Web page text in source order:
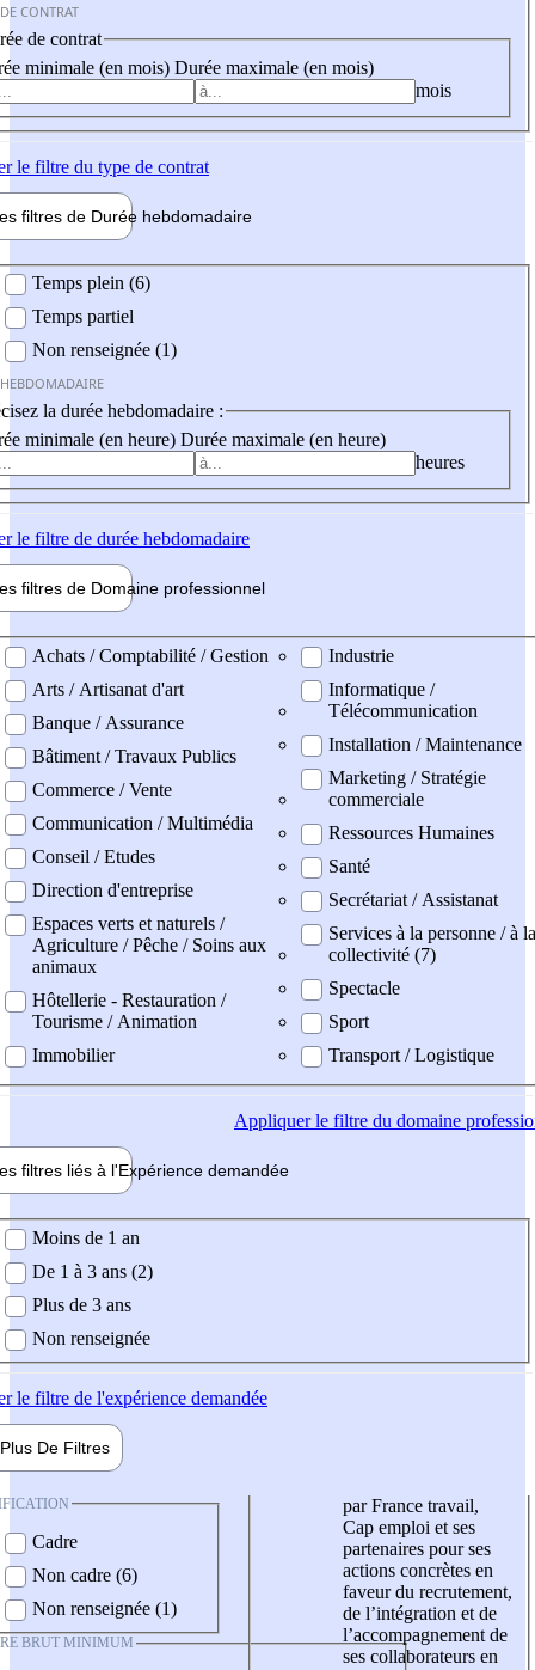
CONTRAT
de contrat
minimale (en mois) Durée maximale (en mois)
mois
le filtre du type de contrat
filtres de Durée hebdomadaire
Temps plein (6)
Temps partiel
Non renseignée (1)
la durée hebdomadaire :
minimale (en heure) Durée maximale (en heure)
heures
le filtre de durée hebdomadaire
filtres de Domaine professionnel
professionel
Achats / Comptabilité / Gestion
Arts / Artisanat d'art
Banque / Assurance
Bâtiment / Travaux Publics
Commerce / Vente
Communication / Multimédia
Conseil / Etudes
Direction d'entreprise
Espaces verts et naturels /
Agriculture / Pêche / Soins aux
animaux
Hôtellerie - Restauration /
Tourisme / Animation
Immobilier
Industrie
Informatique /
Télécommunication
Installation / Maintenance
Marketing / Stratégie
commerciale
Ressources Humaines
Santé
Secrétariat / Assistanat
Services à la personne / à la
collectivité (7)
Spectacle
Sport
Transport / Logistique
Appliquerle filtre du domaine
filtres liés à l'Expérience demandée
demandée
Moins de 1 an
De 1 à 3 ans (2)
Plus de 3 ans
Non renseignée
le filtre de l'expérience demandée
Plus De Filtres
Cadre
Non cadre (6)
Non renseignée (1)
BRUT MINIMUM
par France travail,
Cap emploi et ses
partenaires pour ses
actions concrètes en
faveur du recrutement,
de l’intégration et de
l’accompagnement de
ses collaborateurs en